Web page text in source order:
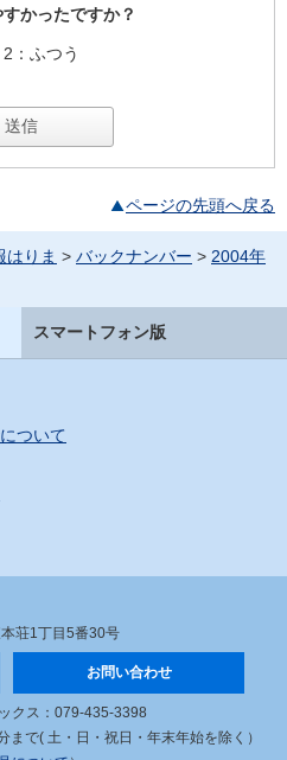
かったですか？
2：ふつう
ページの先頭へ戻る
はりま > バックナンバー > 2004年
スマートフォン版
ついて
荘1丁目5番30号
お問い合わせ
クス：079-435-3398
まで( 土・日・祝日・年末年始を除く）